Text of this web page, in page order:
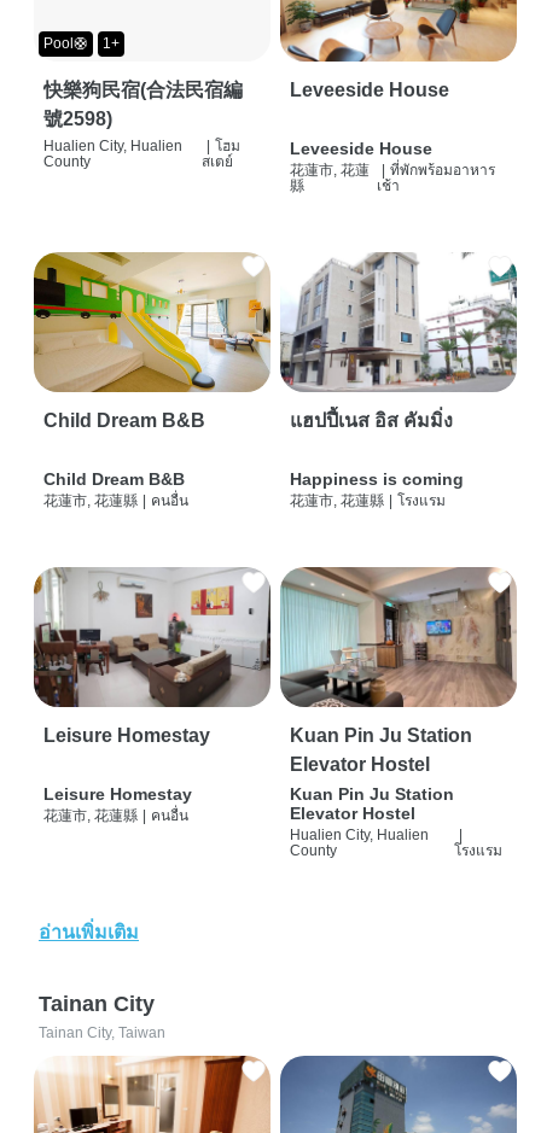
Pool🛟 1+
快樂狗民宿(合法民宿編
號2598)
Hualien City, Hualien
County
โฮม
สเตย์
Leveeside House
Leveeside House
花蓮市, 花蓮
縣
ที่พักพร้อมอาหาร
เช้า
Child Dream B&B
Child Dream B&B
花蓮市, 花蓮縣 คนอื่น
แฮปปี้เนส อิส คัมมิ่ง
Happiness is coming
花蓮市, 花蓮縣 โรงแรม
Leisure Homestay
Leisure Homestay
花蓮市, 花蓮縣 คนอื่น
Kuan Pin Ju Station
Elevator Hostel
Kuan Pin Ju Station
Elevator Hostel
Hualien City, Hualien
County
โรงแรม
อ่านเพิ่มเติม
Tainan City
Tainan City, Taiwan